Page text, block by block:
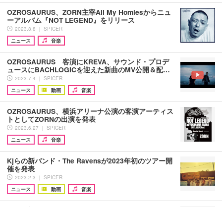
OZROSAURUS、ZORN主宰All My Homiesからニュ
ーアルバム『NOT LEGEND』をリリース
2023.8.8 ｜ SPICER
ニュース
音楽
OZROSAURUS 客演にKREVA、サウンド・プロデ
ュースにBACHLOGICを迎えた新曲のMV公開＆配…
2023.7.4 ｜ SPICER
ニュース
動画 音楽
OZROSAURUS、横浜アリーナ公演の客演アーティス
トとしてZORNの出演を発表
2023.6.27 ｜ SPICER
ニュース
音楽
Kjらの新バンド・The Ravensが2023年初のツアー開
催を発表
2023.2.3 ｜ SPICER
ニュース
動画 音楽